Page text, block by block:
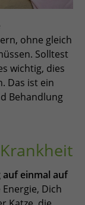
ohne gleich
Solltest
wichtig, dies
Das ist ein
Behandlung
auf einmal auf
Dich